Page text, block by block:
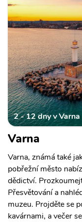
2 - 12 dny v Varna
Varna
Varna, známá také
pobřežní město
dědictví.
Přesvětování a
muzeu. Projděte se
kavárnami, a večer